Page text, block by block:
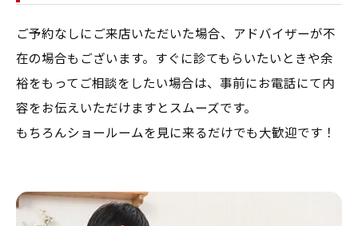
ご予約なしにご来店いただいた場合、アドバイザーが不
在の場合もございます。すぐに診てもらいたいときや余
裕をもってご相談をしたい場合は、事前にお電話にて内
容をお伝えいただけますとスムーズです。
もちろんショールームを見に来るだけでも大歓迎です！